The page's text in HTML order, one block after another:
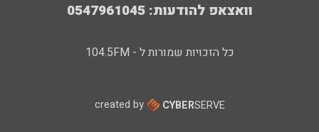
וואצאפ להודעות: 0547961045
כל הזכויות שמורות ל - 104.5FM
created by CYBERSERVE